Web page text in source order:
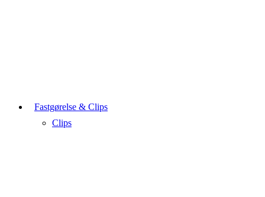
Fastgørelse & Clips
Clips